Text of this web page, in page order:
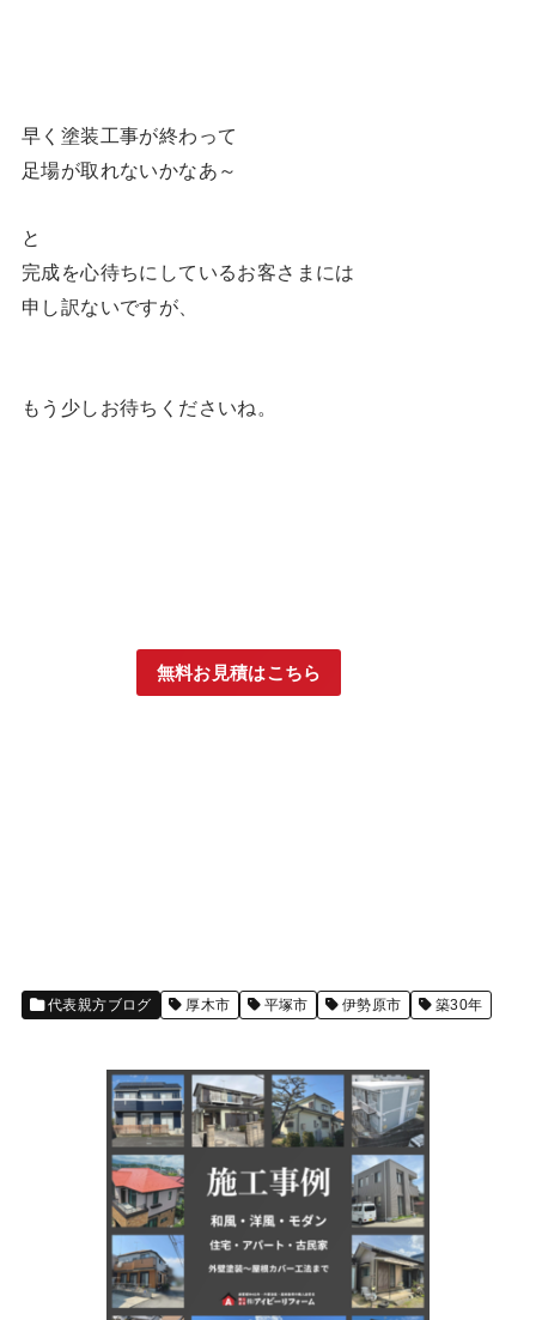
早く塗装工事が終わって
足場が取れないかなあ～
と
完成を心待ちにしているお客さまには
申し訳ないですが、
もう少しお待ちくださいね。
無料お見積はこちら
代表親方ブログ 厚木市 平塚市 伊勢原市 築30年